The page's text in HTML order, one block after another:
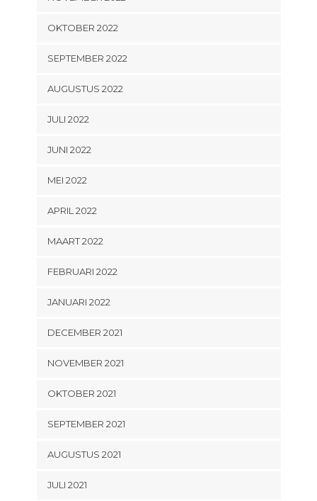
OKTOBER 2022
SEPTEMBER 2022
AUGUSTUS 2022
JULI 2022
JUNI 2022
MEI 2022
APRIL 2022
MAART 2022
FEBRUARI 2022
JANUARI 2022
DECEMBER 2021
NOVEMBER 2021
OKTOBER 2021
SEPTEMBER 2021
AUGUSTUS 2021
JULI 2021